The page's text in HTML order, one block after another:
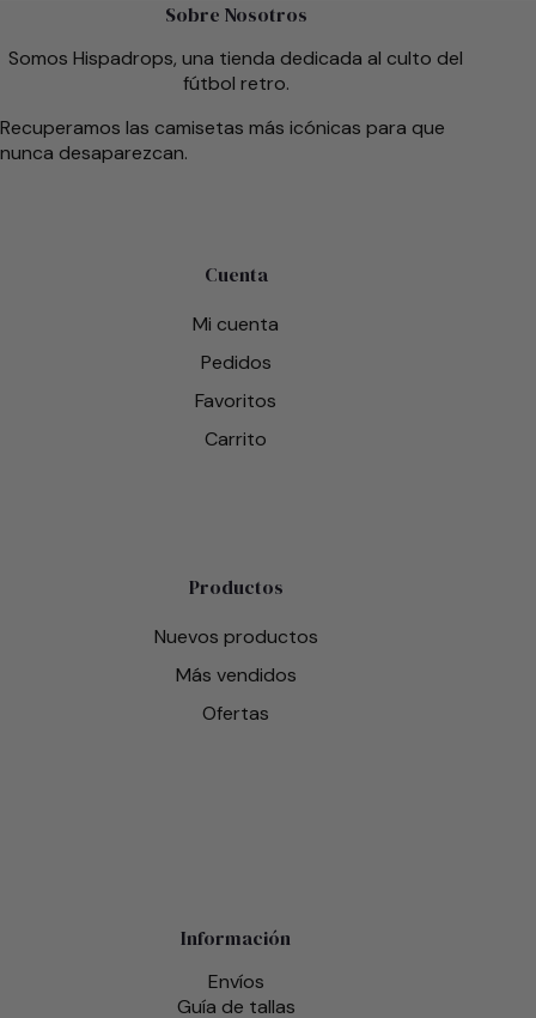
Sobre Nosotros
Somos Hispadrops, una tienda dedicada al culto del
fútbol retro.
Recuperamos las camisetas más icónicas para que
nunca desaparezcan.
Cuenta
Mi cuenta
Pedidos
Favoritos
Carrito
Productos
Nuevos productos
Más vendidos
Ofertas
Información
Envíos
Guía de tallas